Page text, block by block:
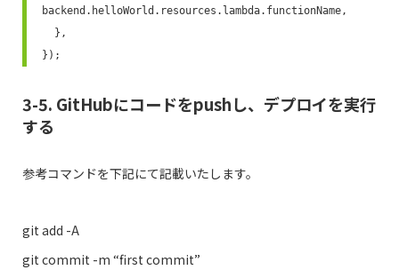
backend.helloWorld.resources.lambda.functionName,
});
3-5. GitHubにコードをpushし、デプロイを実行
する
参考コマンドを下記にて記載いたします。
git add -A
git commit -m “first commit”